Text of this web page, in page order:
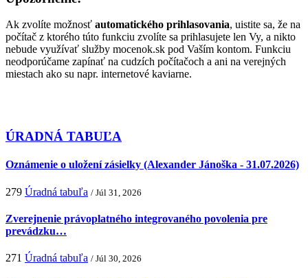
Ak zvolíte možnosť automatického prihlasovania, uistite sa, že na
počítač z ktorého túto funkciu zvolíte sa prihlasujete len Vy, a nikto
nebude využívať služby mocenok.sk pod Vaším kontom. Funkciu
neodporúčame zapínať na cudzích počítačoch a ani na verejných
miestach ako su napr. internetové kaviarne.
ÚRADNÁ TABUĽA
Oznámenie o uložení zásielky (Alexander Jánoška - 31.07.2026)
279 Úradná tabuľa / Júl 31, 2026
Zverejnenie právoplatného integrovaného povolenia pre
prevádzku…
271 Úradná tabuľa / Júl 30, 2026